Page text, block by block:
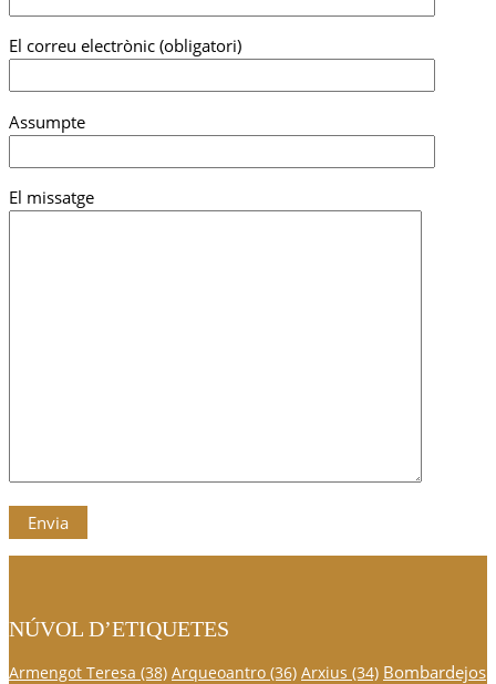
El correu electrònic (obligatori)
Assumpte
El missatge
NÚVOL D’ETIQUETES
Armengot Teresa (38) Arqueoantro (36) Arxius (34) Bombardejos